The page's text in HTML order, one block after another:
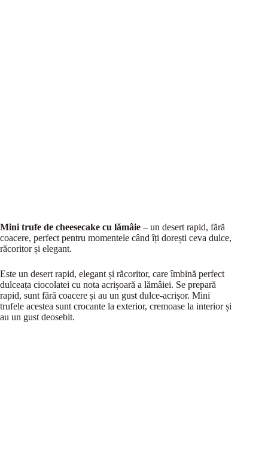
Mini trufe de cheesecake cu lămâie – un desert rapid, fără
coacere, perfect pentru momentele când îți dorești ceva dulce,
răcoritor și elegant.
Este un desert rapid, elegant și răcoritor, care îmbină perfect
dulceața ciocolatei cu nota acrișoară a lămâiei. Se prepară
rapid, sunt fără coacere și au un gust dulce-acrișor. Mini
trufele acestea sunt crocante la exterior, cremoase la interior și
au un gust deosebit.